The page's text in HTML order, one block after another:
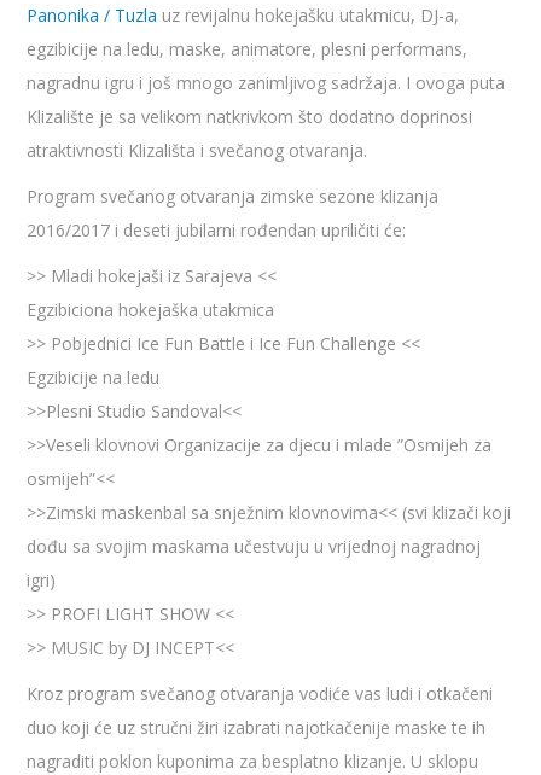
Panonika / Tuzla uz revijalnu hokejašku utakmicu, DJ-a,
egzibicije na ledu, maske, animatore, plesni performans,
nagradnu igru i još mnogo zanimljivog sadržaja. I ovoga puta
Klizalište je sa velikom natkrivkom što dodatno doprinosi
atraktivnosti Klizališta i svečanog otvaranja.
Program svečanog otvaranja zimske sezone klizanja
2016/2017 i deseti jubilarni rođendan upriličiti će:
>> Mladi hokejaši iz Sarajeva <<
Egzibiciona hokejaška utakmica
>> Pobjednici Ice Fun Battle i Ice Fun Challenge <<
Egzibicije na ledu
>>Plesni Studio Sandoval<<
>>Veseli klovnovi Organizacije za djecu i mlade ”Osmijeh za
osmijeh”<<
>>Zimski maskenbal sa snježnim klovnovima<< (svi klizači koji
dođu sa svojim maskama učestvuju u vrijednoj nagradnoj
igri)
>> PROFI LIGHT SHOW <<
>> MUSIC by DJ INCEPT<<
Kroz program svečanog otvaranja vodiće vas ludi i otkačeni
duo koji će uz stručni žiri izabrati najotkačenije maske te ih
nagraditi poklon kuponima za besplatno klizanje. U sklopu